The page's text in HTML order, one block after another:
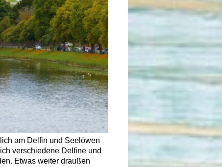
am Delfin und Seelöwen
verschiedene Delfine und
Etwas weiter draußen